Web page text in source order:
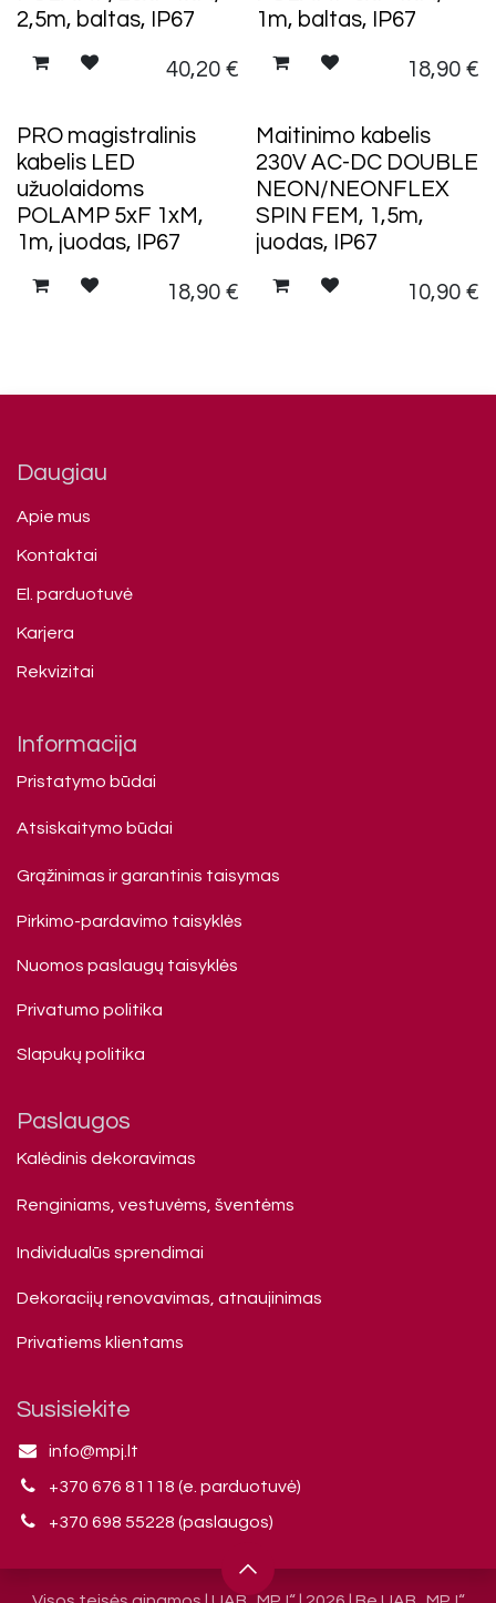
2,5m, baltas, IP67
40,20 €
1m, baltas, IP67
18,90€
PRO magistralinis
kabelis LED
užuolaidoms
POLAMP 5xF 1xM,
1m, juodas, IP67
18,90 €
Maitinimo kabelis
230V AC-DC DOUBLE
NEON/NEONFLEX
SPIN FEM, 1,5m,
juodas, IP67
10,90€
Daugiau
Apie mus
Kontaktai
El. parduotuvė
Karjera
Rekvizitai
Informacija
Pristatymo būdai
Atsiskaitymo būdai
Grąžinimas ir garantinis taisymas
Pirkimo-pardavimo taisyklės
Nuomos paslaugų taisyklės
Privatumo politika
Slapukų politika
Paslaugos
Kalėdinis dekoravimas
Renginiams, vestuvėms, šventėms
Individualūs sprendimai
Dekoracijų renovavimas, atnaujinimas
Privatiems klienta​ms
Susisiekite
info@mpj.lt
+370 676 81118 (e. parduotuvė)
+370 698 55228 (paslaugos)